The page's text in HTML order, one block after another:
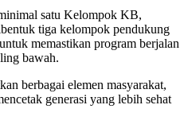
satu Kelompok KB,
tiga kelompok pendukung
memastikan program berjalan
bawah.
berbagai elemen masyarakat,
generasi yang lebih sehat